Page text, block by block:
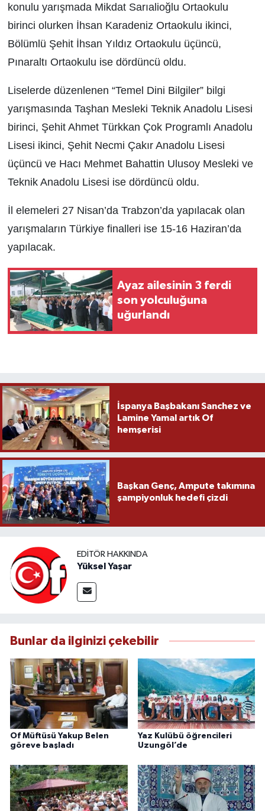
konulu yarışmada Mikdat Sarıalioğlu Ortaokulu
birinci olurken İhsan Karadeniz Ortaokulu ikinci,
Bölümlü Şehit İhsan Yıldız Ortaokulu üçüncü,
Pınaraltı Ortaokulu ise dördüncü oldu.
Liselerde düzenlenen “Temel Dini Bilgiler” bilgi
yarışmasında Taşhan Mesleki Teknik Anadolu Lisesi
birinci, Şehit Ahmet Türkkan Çok Programlı Anadolu
Lisesi ikinci, Şehit Necmi Çakır Anadolu Lisesi
üçüncü ve Hacı Mehmet Bahattin Ulusoy Mesleki ve
Teknik Anadolu Lisesi ise dördüncü oldu.
İl elemeleri 27 Nisan’da Trabzon’da yapılacak olan
yarışmaların Türkiye finalleri ise 15-16 Haziran’da
yapılacak.
Ayaz ailesinin 3 ferdi
son yolculuğuna
uğurlandı
İspanya Başbakanı Sanchez ve
Lamine Yamal artık Of
hemşerisi
Başkan Genç, Ampute takımına
şampiyonluk hedefi çizdi
EDITÖR HAKKINDA
Yüksel Yaşar
Bunlar da ilginizi çekebilir
Of Müftüsü Yakup Belen
göreve başladı
Yaz Kulübü öğrencileri
Uzungöl’de